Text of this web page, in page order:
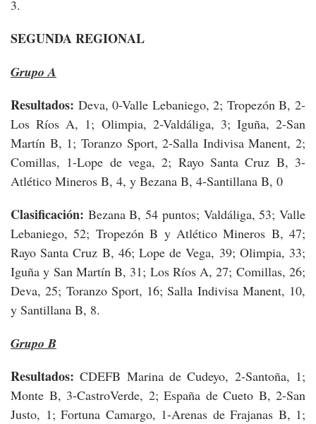
3.
SEGUNDA REGIONAL
Grupo A
Resultados: Deva, 0-Valle Lebaniego, 2; Tropezón B, 2-
Los Ríos A, 1; Olimpia, 2-Valdáliga, 3; Iguña, 2-San
Martín B, 1; Toranzo Sport, 2-Salla Indivisa Manent, 2;
Comillas, 1-Lope de vega, 2; Rayo Santa Cruz B, 3-
Atlético Mineros B, 4, y Bezana B, 4-Santillana B, 0
Clasificación: Bezana B, 54 puntos; Valdáliga, 53; Valle
Lebaniego, 52; Tropezón B y Atlético Mineros B, 47;
Rayo Santa Cruz B, 46; Lope de Vega, 39; Olimpia, 33;
Iguña y San Martín B, 31; Los Ríos A, 27; Comillas, 26;
Deva, 25; Toranzo Sport, 16; Salla Indivisa Manent, 10,
y Santillana B, 8.
Grupo B
Resultados:CDEFB Marina de Cudeyo, 2-Santoña, 1;
Monte B, 3-CastroVerde, 2; España de Cueto B, 2-San
Justo, 1; Fortuna Camargo, 1-Arenas de Frajanas B, 1;